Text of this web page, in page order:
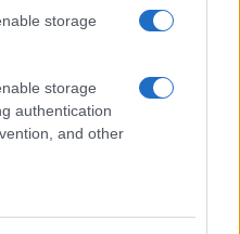
storage
storage
authentication
and other
Machiavelli,
anche questo.